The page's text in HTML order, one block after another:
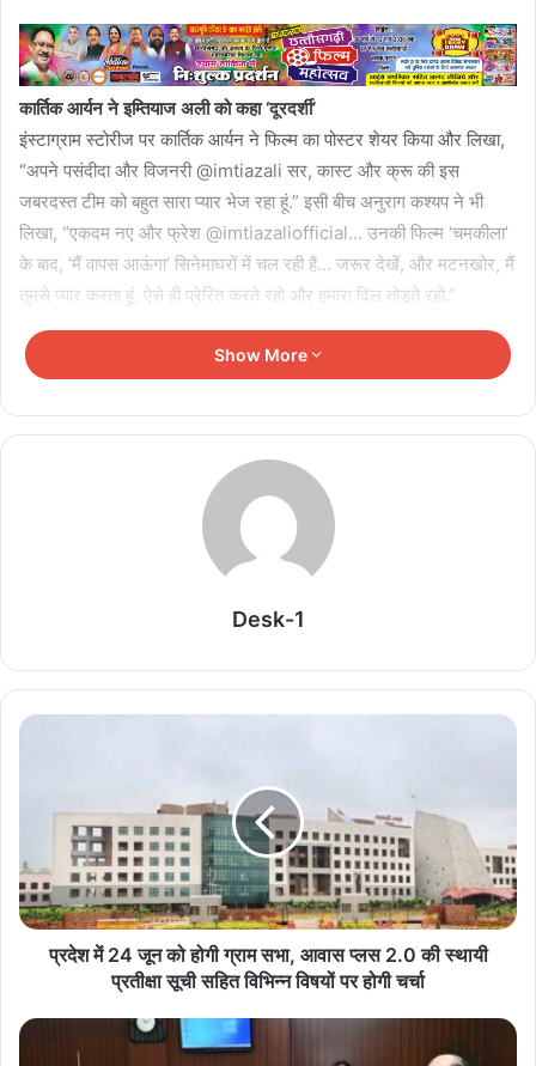
कार्तिक आर्यन ने इम्तियाज अली को कहा ‘दूरदर्शी’
इंस्टाग्राम स्टोरीज पर कार्तिक आर्यन ने फिल्म का पोस्टर शेयर किया और लिखा,
“अपने पसंदीदा और विजनरी @imtiazali सर, कास्ट और क्रू की इस
जबरदस्त टीम को बहुत सारा प्यार भेज रहा हूं.” इसी बीच अनुराग कश्यप ने भी
लिखा, “एकदम नए और फ्रेश @imtiazaliofficial… उनकी फिल्म ‘चमकीला’
के बाद, ‘मैं वापस आऊंगा’ सिनेमाघरों में चल रही है… जरूर देखें, और मटनखोर, मैं
तुमसे प्यार करता हूं. ऐसे ही प्रेरित करते रहो और हमारा दिल तोड़ते रहो.”
क्या है मैं वापस आऊंगा की कहानी
दोसांझ, नसीरुद्दीन शाह, वेदांग रैना, शरवरी और बनिता संधू जैसे स्टार्स हैं. फिल्म
जिन्हें पाकिस्तान के सरगोधा जाने की कोशिश के दौरान स्ट्रोक आ जाता है. जब
उन्हें बंटवारे से पहले के दिनों की यादें आने लगती हैं, तो उनका पोता निर्वैर (दिलजीत
दोसांझ) इंग्लैंड से लौटता है और परिवार के पास्ट के एक बहुत ही निजी हिस्से को
गजनी फेम प्रदीप रावत का निधन, बेटे ने बताया आखिरी पलों
का दर्द
August 6, 2026
मिनी माथुर बनीं ‘द अलायंस’ की पहली विनर, जीती ट्रॉफी और
50 लाख रुपये
सलमान खान और अलवीरा को कोर्ट का नोटिस, बीइंग ह्यूमन
Show More
Desk-1
प्रदेश में 24 जून को होगी ग्राम सभा, आवास प्लस 2.0 की स्थायी
प्रतीक्षा सूची सहित विभिन्न विषयों पर होगी चर्चा